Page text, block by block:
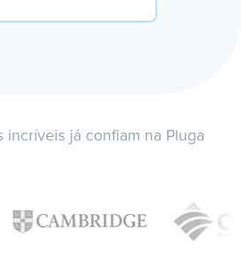
incríveis já confiam na Pluga